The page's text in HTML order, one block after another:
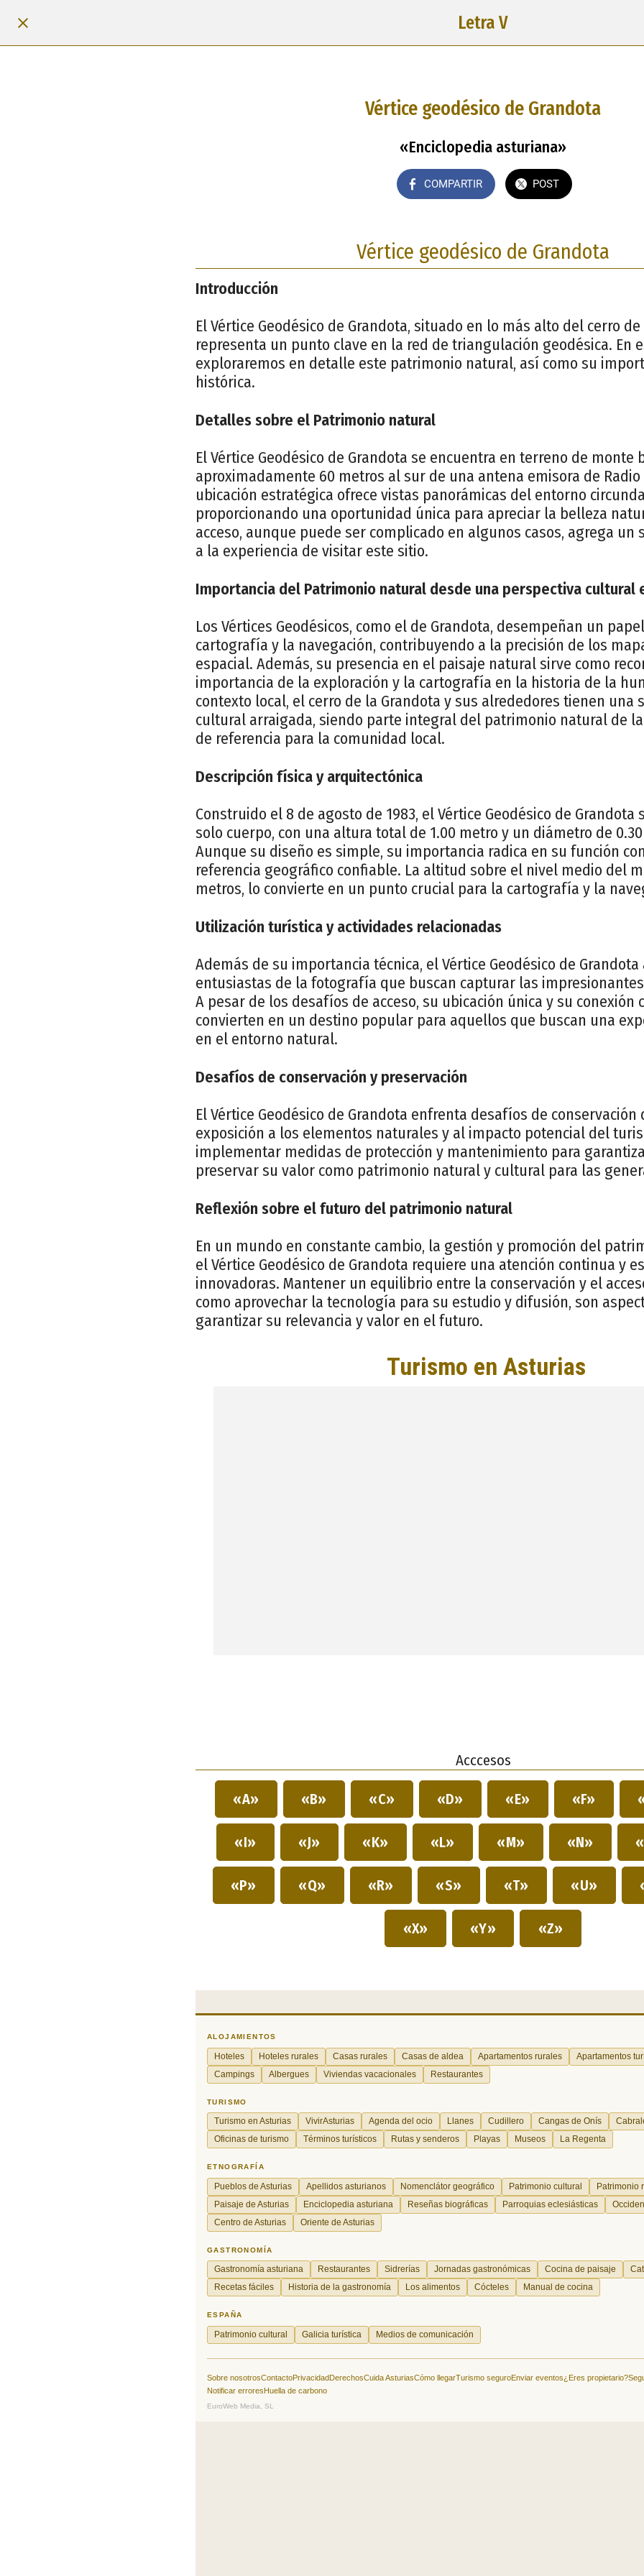
Letra V
Vértice geodésico de Grandota
«Enciclopedia asturiana»
COMPARTIR POST
Vértice geodésico de Grandota
Introducción
El Vértice Geodésico de Grandota, situado en lo más alto del cerro
representa un punto clave en la red de triangulación geodésica. En
exploraremos en detalle este patrimonio natural, así como su
histórica.
Detalles sobre el Patrimonio natural
El Vértice Geodésico de Grandota se encuentra en terreno de monte
aproximadamente 60 metros al sur de una antena emisora de Radio
ubicación estratégica ofrece vistas panorámicas del entorno
proporcionando una oportunidad única para apreciar la belleza
acceso, aunque puede ser complicado en algunos casos, agrega un
a la experiencia de visitar este sitio.
Importancia del Patrimonio natural desde una perspectiva cultural
Los Vértices Geodésicos, como el de Grandota, desempeñan un
cartografía y la navegación, contribuyendo a la precisión de los
espacial. Además, su presencia en el paisaje natural sirve como
importancia de la exploración y la cartografía en la historia de la
contexto local, el cerro de la Grandota y sus alrededores tienen una
cultural arraigada, siendo parte integral del patrimonio natural de
de referencia para la comunidad local.
Descripción física y arquitectónica
Construido el 8 de agosto de 1983, el Vértice Geodésico de Grandota
solo cuerpo, con una altura total de 1.00 metro y un diámetro de
Aunque su diseño es simple, su importancia radica en su función
referencia geográfico confiable. La altitud sobre el nivel medio del
metros, lo convierte en un punto crucial para la cartografía y la
Utilización turística y actividades relacionadas
Además de su importancia técnica, el Vértice Geodésico de
entusiastas de la fotografía que buscan capturar las
A pesar de los desafíos de acceso, su ubicación única y su conexión
convierten en un destino popular para aquellos que buscan una
en el entorno natural.
Desafíos de conservación y preservación
El Vértice Geodésico de Grandota enfrenta desafíos de conservación
exposición a los elementos naturales y al impacto potencial del
implementar medidas de protección y mantenimiento para
preservar su valor como patrimonio natural y cultural para las
Reflexión sobre el futuro del patrimonio natural
En un mundo en constante cambio, la gestión y promoción del
el Vértice Geodésico de Grandota requiere una atención continua y
innovadoras. Mantener un equilibrio entre la conservación y el
como aprovechar la tecnología para su estudio y difusión, son
garantizar su relevancia y valor en el futuro.
Acccesos
«A» «B» «C» «D» «E» «F»
«I» «J» «K» «L» «M» «N»
«P» «Q» «R» «S» «T» «U»
«X» «Y» «Z»